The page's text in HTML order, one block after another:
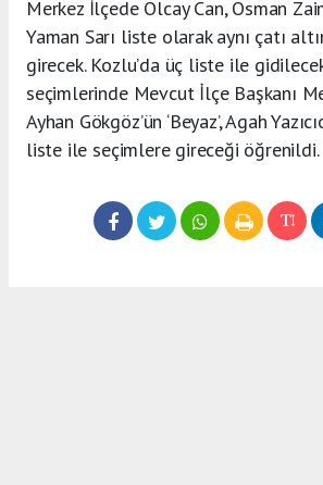
Merkez İlçede Olcay Can, Osman
Yaman Sarı liste olarak aynı çatı
girecek. Kozlu’da üç liste ile
seçimlerinde Mevcut İlçe Başkanı
Ayhan Gökgöz’ün ‘Beyaz’, Agah
liste ile seçimlere gireceği öğrenildi.